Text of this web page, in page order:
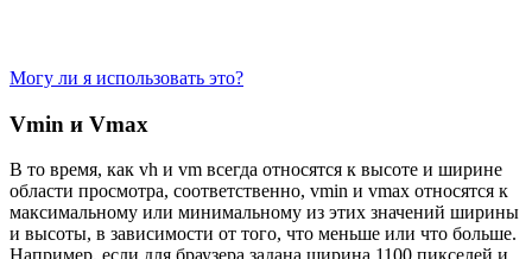
Могу ли я использовать это?
Vmin и Vmax
В то время, как vh и vm всегда относятся к высоте и ширине
области просмотра, соответственно, vmin и vmax относятся к
максимальному или минимальному из этих значений ширины
и высоты, в зависимости от того, что меньше или что больше.